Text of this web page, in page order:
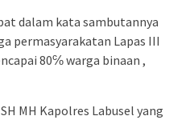
dalam kata sambutannya
permasyarakatan Lapas III
80℅ warga binaan ,
MH Kapolres Labusel yang